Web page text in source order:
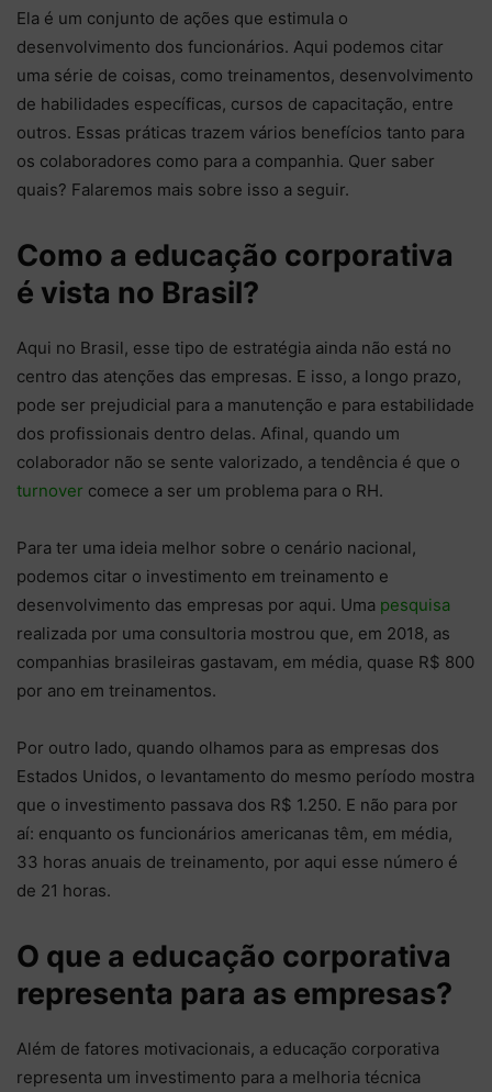
Ela é um conjunto de ações que estimula o
desenvolvimento dos funcionários. Aqui podemos citar
uma série de coisas, como treinamentos, desenvolvimento
de habilidades específicas, cursos de capacitação, entre
outros. Essas práticas trazem vários benefícios tanto para
os colaboradores como para a companhia. Quer saber
quais? Falaremos mais sobre isso a seguir.
Como a educação corporativa
é vista no Brasil?
Aqui no Brasil, esse tipo de estratégia ainda não está no
centro das atenções das empresas. E isso, a longo prazo,
pode ser prejudicial para a manutenção e para estabilidade
dos profissionais dentro delas. Afinal, quando um
colaborador não se sente valorizado, a tendência é que o
turnover comece a ser um problema para o RH.
Para ter uma ideia melhor sobre o cenário nacional,
podemos citar o investimento em treinamento e
desenvolvimento das empresas por aqui. Uma pesquisa
realizada por uma consultoria mostrou que, em 2018, as
companhias brasileiras gastavam, em média, quase R$ 800
por ano em treinamentos.
Por outro lado, quando olhamos para as empresas dos
Estados Unidos, o levantamento do mesmo período mostra
que o investimento passava dos R$ 1.250. E não para por
aí: enquanto os funcionários americanas têm, em média,
33 horas anuais de treinamento, por aqui esse número é
de 21 horas.
O que a educação corporativa
representa para as empresas?
Além de fatores motivacionais, a educação corporativa
representa um investimento para a melhoria técnica